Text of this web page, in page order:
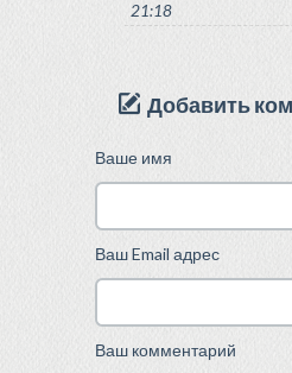
21:18
Добавить
Ваше имя
Ваш Email адрес
Ваш комментарий